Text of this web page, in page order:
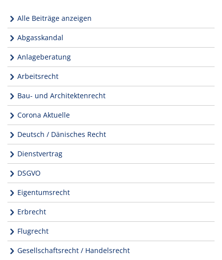
Alle Beiträge anzeigen
Abgasskandal
Anlageberatung
Arbeitsrecht
Bau- und Architektenrecht
Corona Aktuelle
Deutsch / Dänisches Recht
Dienstvertrag
DSGVO
Eigentumsrecht
Erbrecht
Flugrecht
Gesellschaftsrecht / Handelsrecht